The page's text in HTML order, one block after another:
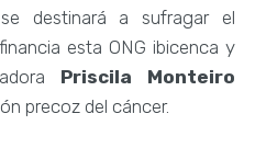
destinará a sufragar el
esta ONG ibicenca y
Priscila Monteiro
precoz del cáncer.